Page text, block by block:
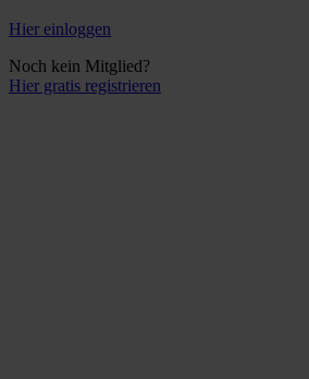
Hier einloggen
Noch kein Mitglied?
Hier gratis registrieren